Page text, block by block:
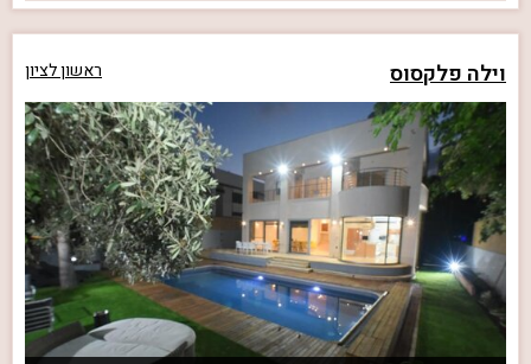
וילה פלקסוס ראשון לציון